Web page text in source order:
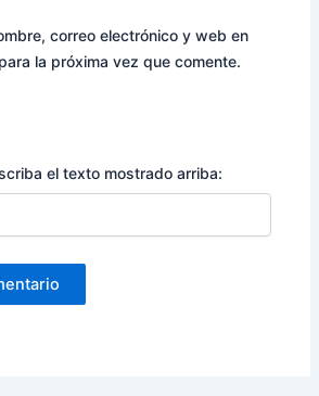
correo electrónico y web en
la próxima vez que comente.
el texto mostrado arriba: